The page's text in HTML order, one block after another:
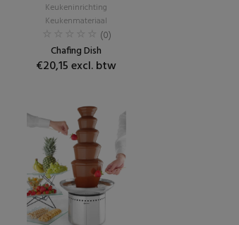
Keukeninrichting
Keukenmateriaal
(0)
Chafing Dish
€20,15 excl. btw